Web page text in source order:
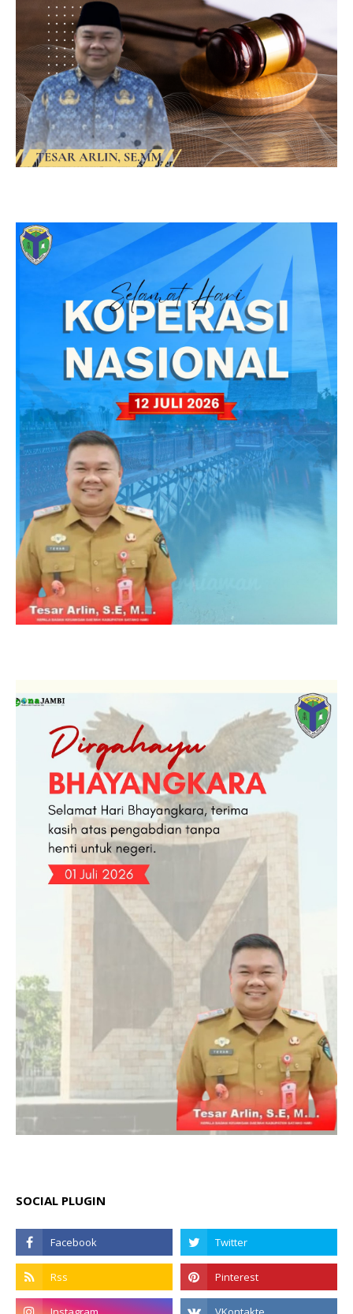
SOCIAL PLUGIN